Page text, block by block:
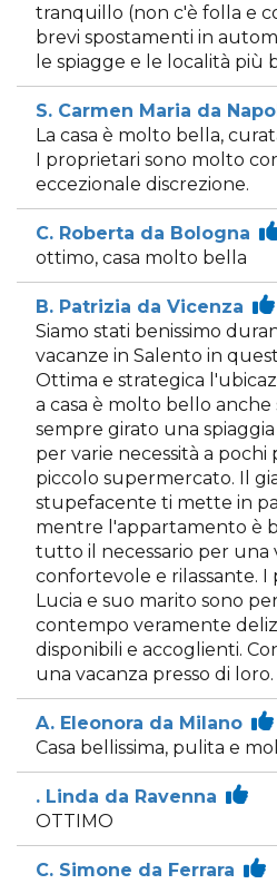
tranquillo (non c'è folla e
brevi spostamenti in
le spiagge e le località più
S. Carmen Maria da
La casa è molto bella,
I proprietari sono molto
eccezionale discrezione.
C. Roberta da Bologna
ottimo, casa molto bella
B. Patrizia da Vicenza
Siamo stati benissimo
vacanze in Salento in
Ottima e strategica
a casa è molto bello anche
sempre girato una
per varie necessità a pochi
piccolo supermercato. Il
stupefacente ti mette in
mentre l'appartamento è
tutto il necessario per una
confortevole e rilassante. I
Lucia e suo marito sono
contempo veramente
disponibili e accoglienti.
una vacanza presso di
A. Eleonora da Milano
Casa bellissima, pulita e
. Linda da Ravenna
OTTIMO
C. Simone da Ferrara